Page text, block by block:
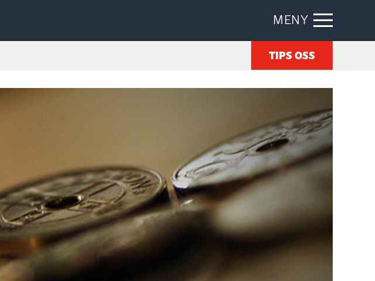
MENY
TIPS OSS